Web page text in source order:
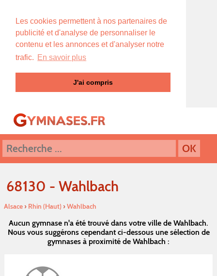
Les cookies permettent à nos partenaires de
publicité et d'analyse de personnaliser le
contenu et les annonces et d'analyser notre
trafic. En savoir plus
J'ai compris
68130 - Wahlbach
Alsace› Rhin (Haut)›Wahlbach
Aucun gymnase n'a été trouvé dans votre ville de Wahlbach.
Nous vous suggérons cependant ci-dessous une sélection de
gymnases à proximité de Wahlbach :